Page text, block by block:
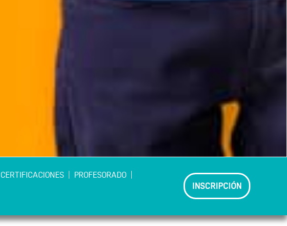
CERTIFICACIONES PROFESORADO
INSCRIPCIÓN